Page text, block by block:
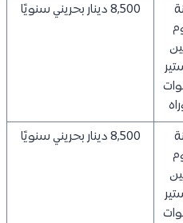
8,500 دينار بحريني سنويًا
8,500 دينار بحريني سنويًا